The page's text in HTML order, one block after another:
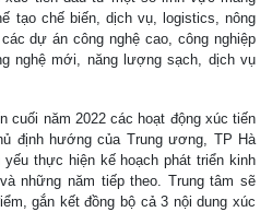
tạo chế biến, dịch vụ, logistics, nông
dự án công nghệ cao, công nghiệp
nghệ mới, năng lượng sạch, dịch vụ
cuối năm 2022 các hoạt động xúc tiến
định hướng của Trung ương, TP Hà
thực hiện kế hoạch phát triển kinh
những năm tiếp theo. Trung tâm sẽ
gắn kết đồng bộ cả 3 nội dung xúc